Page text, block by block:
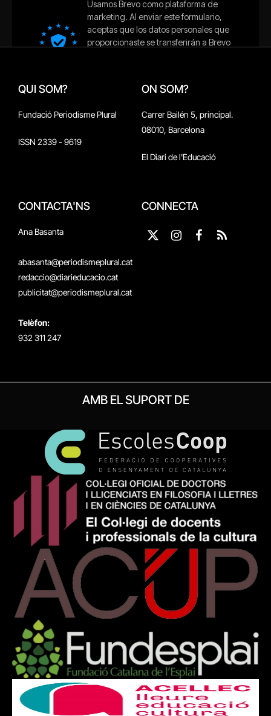
QUI SOM?
Fundació Periodisme Plural
ISSN 2339 - 9619
ON SOM?
Carrer Bailén 5, principal.
08010, Barcelona
El Diari de l'Educació
CONTACTA'NS
Ana Basanta
abasanta@periodismeplural.cat
redaccio@diarieducacio.cat
publicitat@periodismeplural.cat
Telèfon:
932 311 247
CONNECTA
X
Instagram
Facebook
RSS
AMB EL SUPORT DE